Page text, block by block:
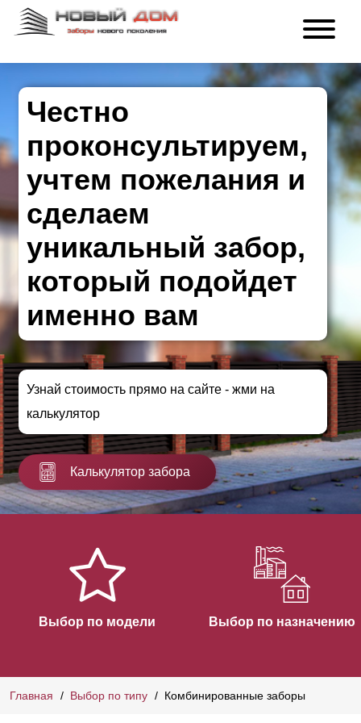
Честно
проконсультируем,
учтем пожелания и
сделаем
уникальный забор,
который подойдет
именно вам
Узнай стоимость прямо на сайте - жми на
калькулятор
Калькулятор забора
Выбор по модели Выбор по назначению
Главная Выбор по типу Комбинированные заборы